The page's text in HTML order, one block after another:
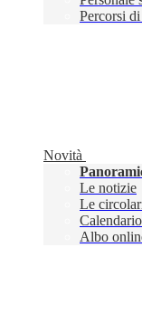
Percorsi
Novità
Le notizie
Le
Albo